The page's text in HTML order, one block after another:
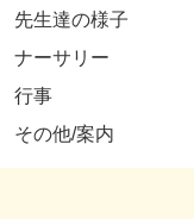
先生達の様子
ナーサリー
行事
その他/案内